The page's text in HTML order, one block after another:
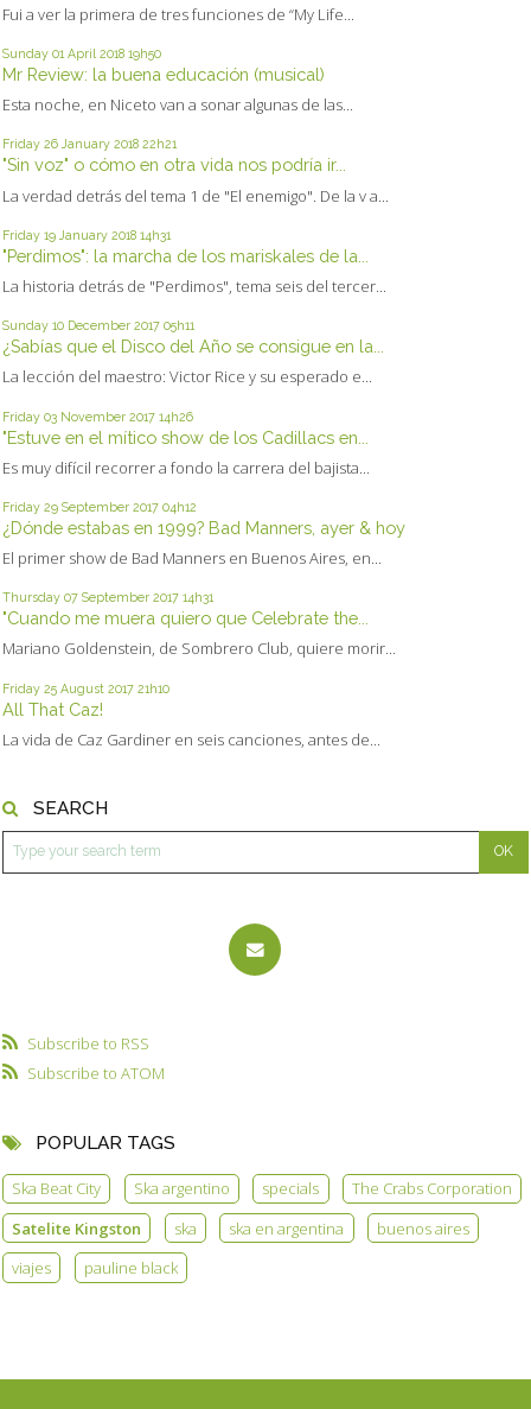
Fui a ver la primera de tres funciones de “My Life...
Sunday 01 April 2018 19h50
Mr Review: la buena educación (musical)
Esta noche, en Niceto van a sonar algunas de las...
Friday 26 January 2018 22h21
"Sin voz" o cómo en otra vida nos podría ir...
La verdad detrás del tema 1 de "El enemigo". De la v a...
Friday 19 January 2018 14h31
"Perdimos": la marcha de los mariskales de la...
La historia detrás de "Perdimos", tema seis del tercer...
Sunday 10 December 2017 05h11
¿Sabías que el Disco del Año se consigue en la...
La lección del maestro: Victor Rice y su esperado e...
Friday 03 November 2017 14h26
"Estuve en el mítico show de los Cadillacs en...
Es muy difícil recorrer a fondo la carrera del bajista...
Friday 29 September 2017 04h12
¿Dónde estabas en 1999? Bad Manners, ayer & hoy
El primer show de Bad Manners en Buenos Aires, en...
Thursday 07 September 2017 14h31
"Cuando me muera quiero que Celebrate the...
Mariano Goldenstein, de Sombrero Club, quiere morir...
Friday 25 August 2017 21h10
All That Caz!
La vida de Caz Gardiner en seis canciones, antes de...
SEARCH
Subscribe to RSS
Subscribe to ATOM
POPULAR TAGS
Ska Beat City Ska argentino specials
The Crabs Corporation
Satelite Kingston
ska ska en argentina
buenos aires
viajes
pauline black